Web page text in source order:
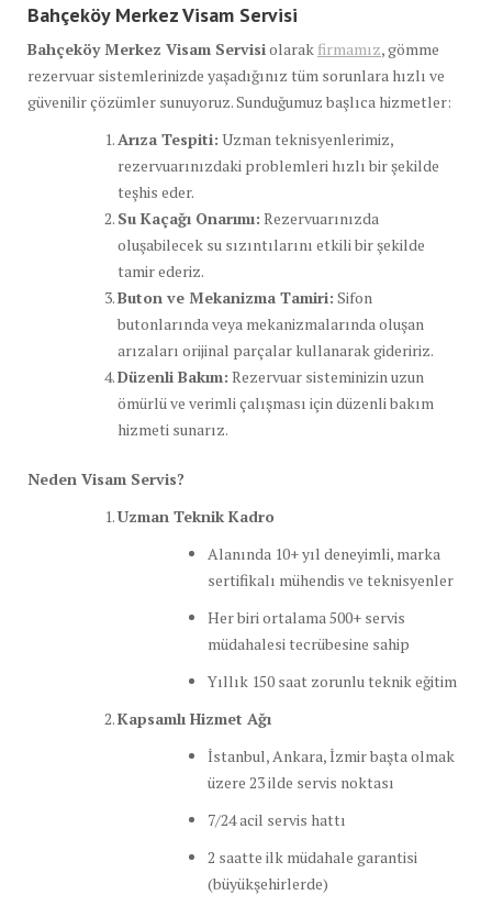
Bahçeköy Merkez Visam Servisi
Bahçeköy Merkez Visam Servisiolarak firmamız, gömme
rezervuar sistemlerinizde yaşadığınız tüm sorunlara hızlı ve
güvenilir çözümler sunuyoruz. Sunduğumuz başlıca hizmetler:
Arıza Tespiti: Uzman teknisyenlerimiz,
rezervuarınızdaki problemleri hızlı bir şekilde
teşhis eder.
Su Kaçağı Onarımı: Rezervuarınızda
oluşabilecek su sızıntılarını etkili bir şekilde
tamir ederiz.
Buton ve Mekanizma Tamiri: Sifon
butonlarında veya mekanizmalarında oluşan
arızaları orijinal parçalar kullanarak gideririz.
Düzenli Bakım: Rezervuar sisteminizin uzun
ömürlü ve verimli çalışması için düzenli bakım
hizmeti sunarız.
Neden Visam Servis?
Uzman Teknik Kadro
Alanında 10+ yıl deneyimli, marka
sertifikalı mühendis ve teknisyenler
Her biri ortalama 500+ servis
müdahalesi tecrübesine sahip
Yıllık 150 saat zorunlu teknik eğitim
Kapsamlı Hizmet Ağı
İstanbul, Ankara, İzmir başta olmak
üzere 23 ilde servis noktası
7/24 acil servis hattı
2 saatte ilk müdahale garantisi
(büyükşehirlerde)